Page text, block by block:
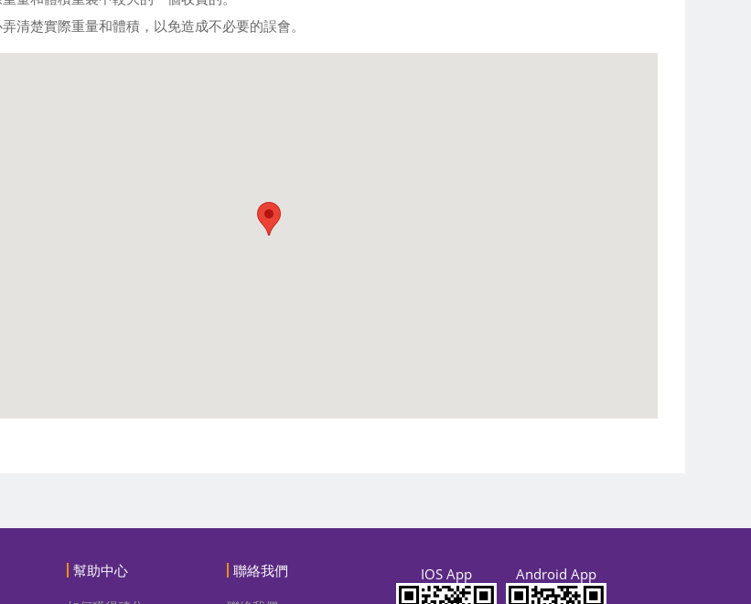
清楚實際重量和體積，以免造成不必要的誤會。
幫助中心 聯絡我們 IOS App Android App